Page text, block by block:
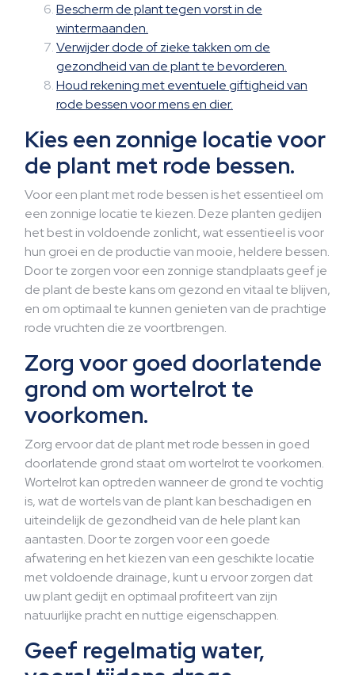
Bescherm de plant tegen vorst in de
wintermaanden.
Verwijder dode of zieke takken om de
gezondheid van de plant te bevorderen.
Houd rekening met eventuele giftigheid van
rode bessen voor mens en dier.
Kies een zonnige locatie voor
de plant met rode bessen.
Voor een plant met rode bessen is het essentieel om
een zonnige locatie te kiezen. Deze planten gedijen
het best in voldoende zonlicht, wat essentieel is voor
hun groei en de productie van mooie, heldere bessen.
Door te zorgen voor een zonnige standplaats geef je
de plant de beste kans om gezond en vitaal te blijven,
en om optimaal te kunnen genieten van de prachtige
rode vruchten die ze voortbrengen.
Zorg voor goed doorlatende
grond om wortelrot te
voorkomen.
Zorg ervoor dat de plant met rode bessen in goed
doorlatende grond staat om wortelrot te voorkomen.
Wortelrot kan optreden wanneer de grond te vochtig
is, wat de wortels van de plant kan beschadigen en
uiteindelijk de gezondheid van de hele plant kan
aantasten. Door te zorgen voor een goede
afwatering en het kiezen van een geschikte locatie
met voldoende drainage, kunt u ervoor zorgen dat
uw plant gedijt en optimaal profiteert van zijn
natuurlijke pracht en nuttige eigenschappen.
Geef regelmatig water,